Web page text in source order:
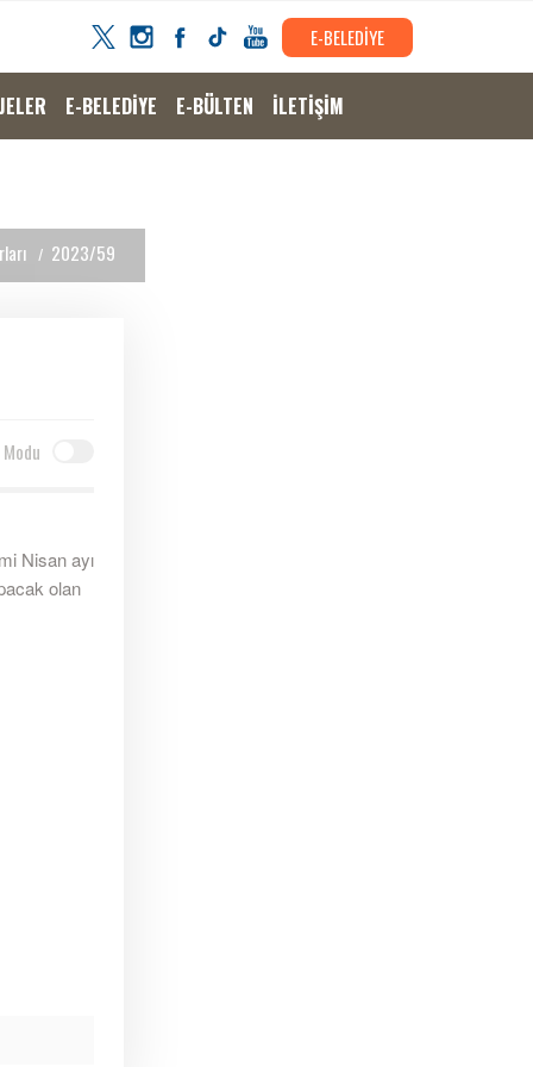
E-BELEDİYE
E-BELEDİYE E-BÜLTEN İLETİŞİM
2023/59
Nisan ayı
olan